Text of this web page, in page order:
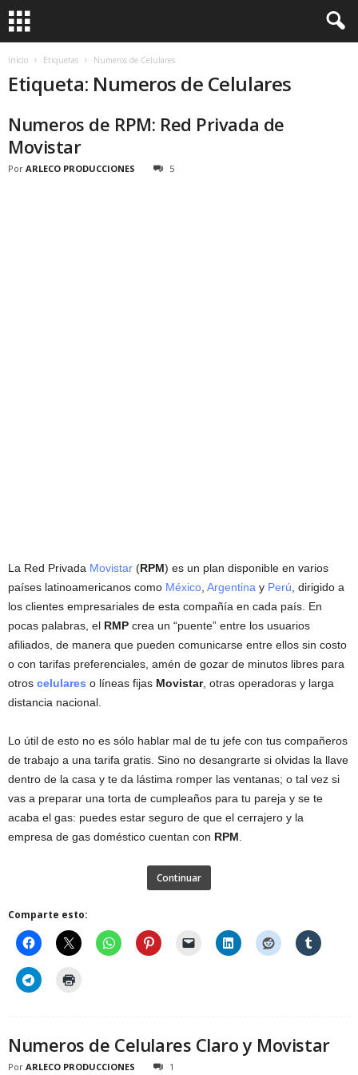
Inicio Etiquetas Numeros de Celulares
Etiqueta: Numeros de Celulares
Numeros de RPM: Red Privada de
Movistar
Por ARLECO PRODUCCIONES 5
La Red Privada Movistar (RPM) es un plan disponible en varios
países latinoamericanos como México Argentina y Perú , dirigido a
los clientes empresariales de esta compañía en cada país. En
pocas palabras, el RMP crea un “puente” entre los usuarios
afiliados, de manera que pueden comunicarse entre ellos sin costo
o con tarifas preferenciales, amén de gozar de minutos libres para
otros celulares o líneas fijas Movistar, otras operadoras y larga
distancia nacional.
Lo útil de esto no es sólo hablar mal de tu jefe con tus compañeros
de trabajo a una tarifa gratis. Sino no desangrarte si olvidas la llave
dentro de la casa y te da lástima romper las ventanas; o tal vez si
vas a preparar una torta de cumpleaños para tu pareja y se te
acaba el gas: puedes estar seguro de que el cerrajero y la
empresa de gas doméstico cuentan con RPM
Continuar
Comparte esto:
Numeros de Celulares Claro y Movistar
Por ARLECO PRODUCCIONES 1